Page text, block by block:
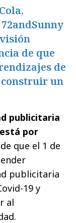
de que
de
construir un
publicitaria
por
que el 1 de
publicitaria
19 y
al